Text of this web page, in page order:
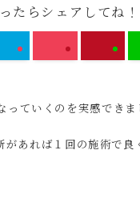
たらシェアしてね！
っていくのを実感できま
があれば１回の施術で良